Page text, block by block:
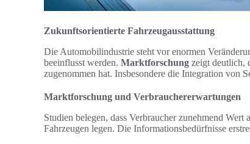
Zukunftsorientierte Fahrzeugausstattung
Die Automobilindustrie steht vor enormen
beeinflusst werden. Marktforschung zeigt deutlich,
zugenommen hat. Insbesondere die Integration von
Marktforschung und Verbrauchererwartungen
Studien belegen, dass Verbraucher zunehmend
Fahrzeugen legen. Die Informationsbedürfnisse